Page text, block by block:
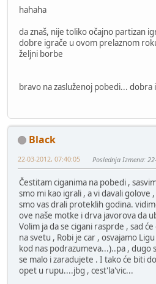
hahaha
da znaš, nije toliko očajno partizan
dobre igrače u ovom prelaznom
željni borbe
bravo na zasluženoj pobedi... dobra
Black
22-03-2012, 07:40:05 Poslednja Izmena:
Čestitam ciganima na pobedi ,
smo mi kao igrali , a vi davali golove
smo vas drali proteklih godina.
ove naše motke i drva javorova da
Volim ja da se cigani rasprde , sad
na svetu , Robi je car , osvajamo
kod nas podrazumeva...)..pa , dugo
se malo i zaradujete . I tako će biti
opet u rupu....jbg , cest'la'vic...